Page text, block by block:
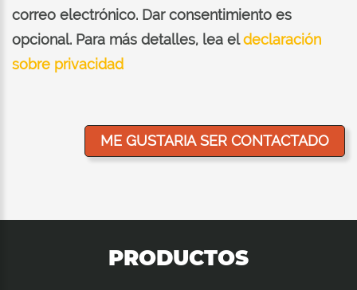
correo electrónico. Dar consentimiento es
opcional. Para más detalles, lea eldeclaración
sobre privacidad
PRODUCTOS